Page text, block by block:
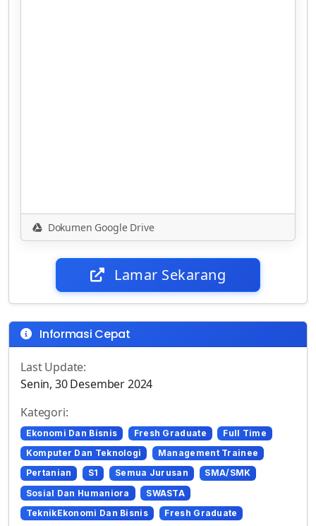
Dokumen Google Drive
Lamar Sekarang
Informasi Cepat
Last Update:
Senin, 30 Desember 2024
Kategori:
Ekonomi Dan Bisnis Fresh Graduate
Full Time
Komputer Dan Teknologi
Management Trainee
Pertanian
S1 Semua Jurusan
SMA/SMK
Sosial Dan Humaniora
SWASTA
TeknikEkonomi Dan Bisnis
Fresh Graduate